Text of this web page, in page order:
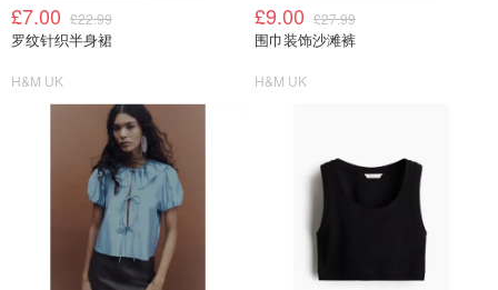
£7.00 £22.99
罗纹针织半身裙
H&M UK
£9.00 £27.99
围巾装饰沙滩裤
H&M UK